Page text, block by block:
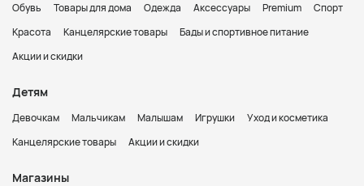
Обувь Товары для дома Одежда Аксессуары Premium
Спорт
Красота
Канцелярские товары
Бады и спортивное питание
Акции и скидки
Детям
Девочкам Мальчикам Малышам Игрушки
Уход и косметика
Канцелярские товары
Акции и скидки
Магазины